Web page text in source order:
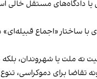
احزاب سیاسی یا دادگاه‌های
ساختار «اجماع
نه ملت یا شهروندان، بلکه
برای دموکراسی، تنوع